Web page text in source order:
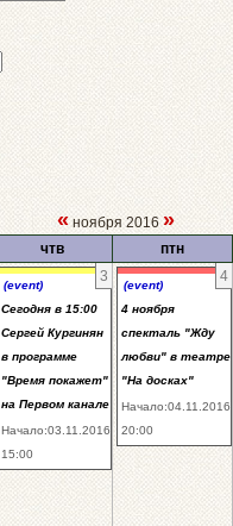
« ноября 2016»
чтв
птн
3
(event)
Сегодня в 15:00
Сергей Кургинян
в программе
"Время покажет"
на Первом канале
Начало:03.11.2016
15:00
4
(event)
4 ноября
спекталь "Жду
любви" в театре
"На досках"
Начало:04.11.2016
20:00